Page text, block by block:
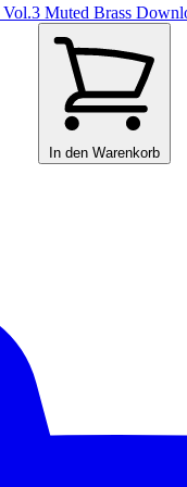
Muted Brass
In den Warenkorb